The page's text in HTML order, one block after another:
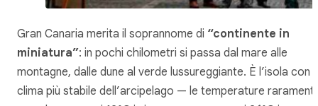
Gran Canaria merita il soprannome di “continente in
miniatura”: in pochi chilometri si passa dal mare alle
montagne, dalle dune al verde lussureggiante. È l’isola con il
clima più stabile dell’arcipelago — le temperature